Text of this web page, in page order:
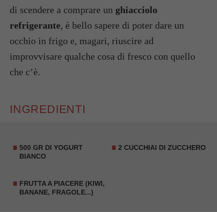
di scendere a comprare un ghiacciolo
refrigerante, è bello sapere di poter dare un
occhio in frigo e, magari, riuscire ad
improvvisare qualche cosa di fresco con quello
che c’è.
INGREDIENTI
500 GR DI YOGURT
BIANCO
2 CUCCHIAI DI ZUCCHERO
FRUTTA A PIACERE (KIWI,
BANANE, FRAGOLE...)